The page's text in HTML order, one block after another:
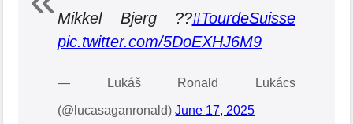
Mikkel Bjerg ??#TourdeSuisse
pic.twitter.com/5DoEXHJ6M9
— Lukáš Ronald Lukács
(@lucasaganronald)June 17, 2025